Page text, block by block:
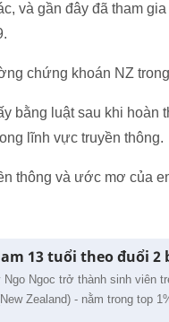
và gần đây đã tham
chứng khoán NZ
bằng luật sau khi hoàn
lĩnh vực truyền thông.
thông và ước mơ của
13 tuổi theo đuổi
Ngoc trở thành sinh viên
Zealand) - nằm trong top